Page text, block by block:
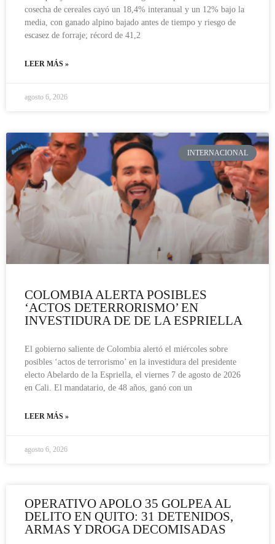
cosecha de cereales cayó un 18,4% interanual y un 12% bajo la
media, con ganado alpino bajado antes de tiempo y riesgo de
escasez de forraje; récord de 41,2
LEER MÁS »
agosto 6, 2026
INTERNACIONAL
COLOMBIA ALERTA POSIBLES
‘ACTOS DETERRORISMO’ EN
INVESTIDURA DE DE LA ESPRIELLA
El gobierno saliente de Colombia alertó el miércoles sobre
posibles ‘actos de terrorismo’ en la investidura del presidente
electo Abelardo de la Espriella, el viernes 7 de agosto de 2026
en Cali. El mandatario, de 48 años, ganó con un
LEER MÁS »
agosto 6, 2026
OPERATIVO APOLO 35 GOLPEA AL
DELITO EN QUITO: 31 DETENIDOS,
ARMAS Y DROGA DECOMISADAS